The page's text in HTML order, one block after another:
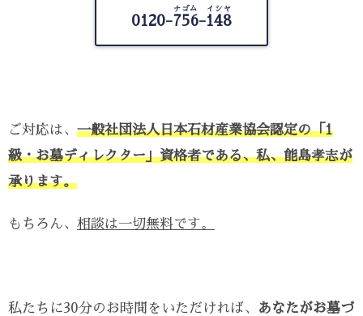
0120-756-148
ナゴム イシヤ
ご対応は、 一般社団法人日本石材産業協会認定の「1
級・お墓ディレクター」資格者である、私、能島孝志が
承ります。
もちろん、 相談は一切無料です。
私たちに30分のお時間をいただければ、
あなたがお墓づ